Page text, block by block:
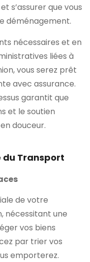
s’assurer que vous
déménagement.
nécessaires et en
liées à
vous serez prêt
avec assurance.
garantit que
et le soutien
douceur.
du Transport
de votre
nécessitant une
vos biens
par trier vos
emporterez.